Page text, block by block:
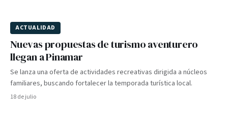
ACTUALIDAD
Nuevas propuestas de turismo aventurero
llegan a Pinamar
Se lanza una oferta de actividades recreativas dirigida a núcleos
familiares, buscando fortalecer la temporada turística local.
18 de julio